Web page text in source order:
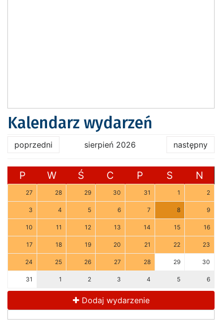
Kalendarz wydarzeń
poprzedni sierpień 2026 następny
P W Ś C P S N
27 28 29 30 31 1 2
3 4 5 6 7 8 9
10 11 12 13 14 15 16
17 18 19 20 21 22 23
24 25 26 27 28 29 30
31 1 2 3 4 5 6
Dodaj wydarzenie